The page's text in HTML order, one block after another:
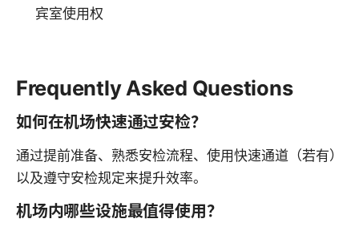
宾室使用权
Frequently Asked Questions
如何在机场快速通过安检？
通过提前准备、熟悉安检流程、使用快速通道（若有）
以及遵守安检规定来提升效率。
机场内哪些设施最值得使用？